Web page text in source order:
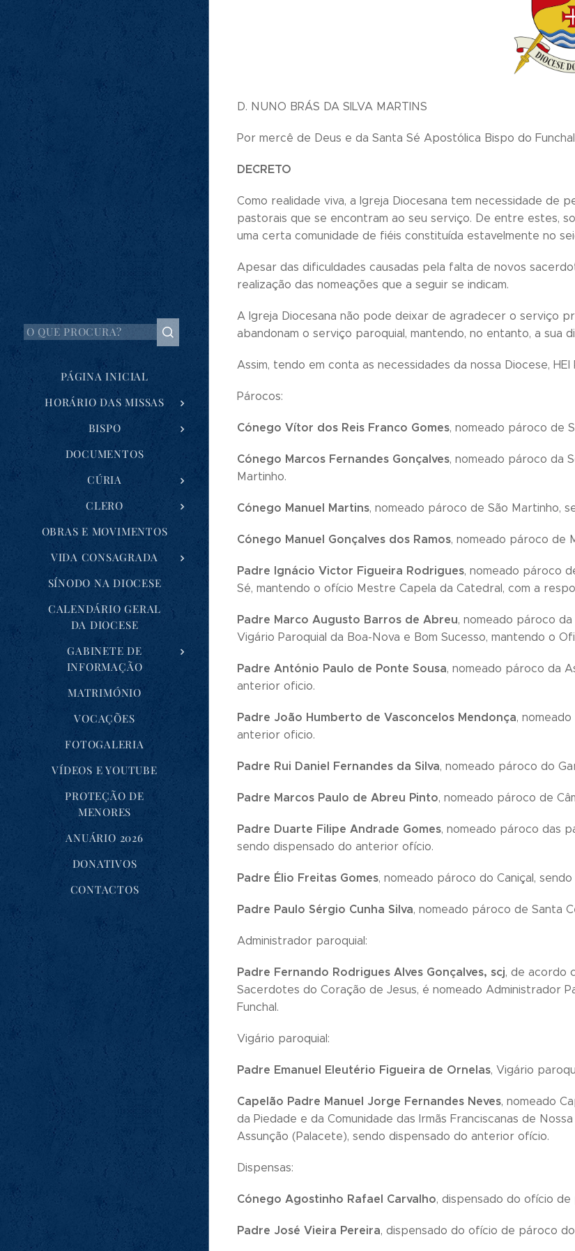
PÁGINA INICIAL
HORÁRIO DAS MISSAS
BISPO
DOCUMENTOS
CÚRIA
CLERO
OBRAS E MOVIMENTOS
VIDA CONSAGRADA
SÍNODO NA DIOCESE
CALENDÁRIO GERAL
DA DIOCESE
GABINETE DE
INFORMAÇÃO
MATRIMÓNIO
VOCAÇÕES
FOTOGALERIA
VÍDEOS E YOUTUBE
PROTEÇÃO DE
MENORES
ANUÁRIO 2026
DONATIVOS
CONTACTOS
D. NUNO BRÁS DA SILVA MARTINS
Por mercê de Deus e da Santa Sé Apostólica Bispo do Funchal
DECRETO
Como realidade viva, a Igreja Diocesana tem necessidade de
pastorais que se encontram ao seu serviço. De entre estes,
uma certa comunidade de fiéis constituída estavelmente no
Apesar das dificuldades causadas pela falta de novos
realização das nomeações que a seguir se indicam.
A Igreja Diocesana não pode deixar de agradecer o serviço
abandonam o serviço paroquial, mantendo, no entanto, a sua
Assim, tendo em conta as necessidades da nossa Diocese,
Párocos:
Cónego Vítor dos Reis Franco Gomes, nomeado pároco de
Cónego Marcos Fernandes Gonçalves, nomeado pároco da
Martinho.
Cónego Manuel Martins, nomeado pároco de São Martinho,
Cónego Manuel Gonçalves dos Ramos, nomeado pároco de
Padre Ignácio Victor Figueira Rodrigues, nomeado pároco
Sé, mantendo o ofício Mestre Capela da Catedral, com a
Padre Marco Augusto Barros de Abreu, nomeado pároco
Vigário Paroquial da Boa-Nova e Bom Sucesso, mantendo o
Padre António Paulo de Ponte Sousa, nomeado pároco da
anterior oficio.
Padre João Humberto de Vasconcelos Mendonça,
anterior oficio.
Padre Rui Daniel Fernandes da Silva, nomeado pároco do
Padre Marcos Paulo de Abreu Pinto, nomeado pároco de
Padre Duarte Filipe Andrade Gomes, nomeado pároco das
sendo dispensado do anterior ofício.
Padre Élio Freitas Gomes, nomeado pároco do Caniçal,
Padre Paulo Sérgio Cunha Silva, nomeado pároco de Santa
Administrador paroquial:
Padre Fernando Rodrigues Alves Gonçalves, scj, de acordo
Sacerdotes do Coração de Jesus, é nomeado Administrador
Funchal.
Vigário paroquial:
Padre Emanuel Eleutério Figueira de Ornelas, Vigário
Capelão Padre Manuel Jorge Fernandes Neves, nomeado
da Piedade e da Comunidade das Irmãs Franciscanas de
Assunção (Palacete), sendo dispensado do anterior ofício.
Dispensas:
Cónego Agostinho Rafael Carvalho, dispensado do ofício
Padre José Vieira Pereira, dispensado do ofício de pároco do